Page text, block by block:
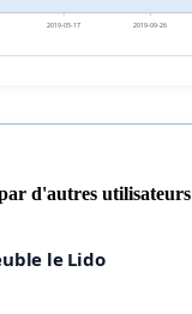
2019-05-17 2019-09-26
d'autres utilisateurs
le Lido